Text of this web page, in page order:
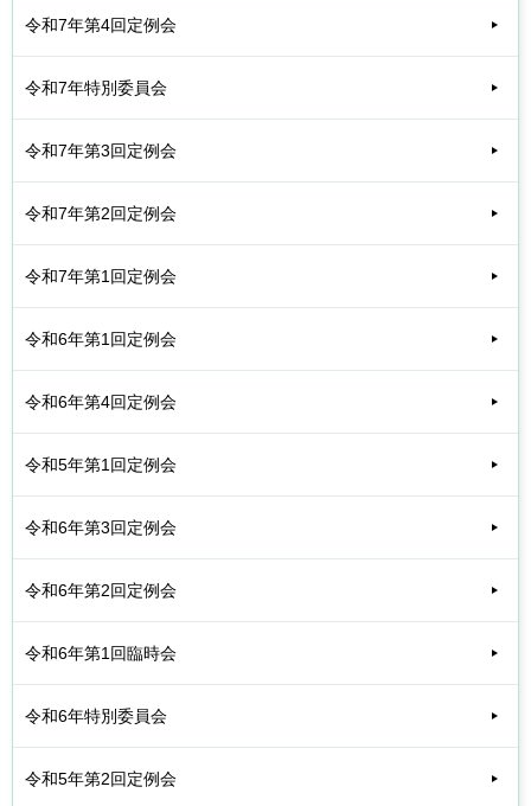
令和7年第4回定例会
令和7年特別委員会
令和7年第3回定例会
令和7年第2回定例会
令和7年第1回定例会
令和6年第1回定例会
令和6年第4回定例会
令和5年第1回定例会
令和6年第3回定例会
令和6年第2回定例会
令和6年第1回臨時会
令和6年特別委員会
令和5年第2回定例会